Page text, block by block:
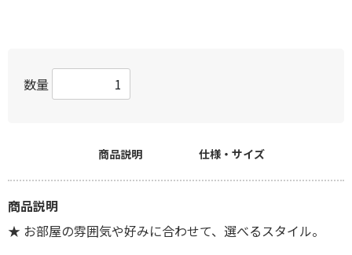
数量
商品説明 仕様・サイズ
商品説明
★ お部屋の雰囲気や好みに合わせて、選べるスタイル。